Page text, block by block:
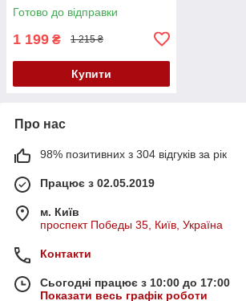
Готово до відправки
1 199 ₴ 1 215 ₴
Купити
Про нас
98% позитивних з 304 відгуків за рік
Працює з 02.05.2019
м. Київ
проспект Победы 35, Київ, Україна
Контакти
Сьогодні працює з 10:00 до 17:00
Показати весь графік роботи